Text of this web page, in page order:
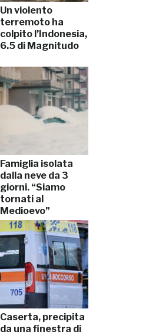
Un violento
terremoto ha
colpito l’Indonesia,
6.5 di Magnitudo
Famiglia isolata
dalla neve da 3
giorni. “Siamo
tornati al
Medioevo”
Caserta, precipita
da una finestra di